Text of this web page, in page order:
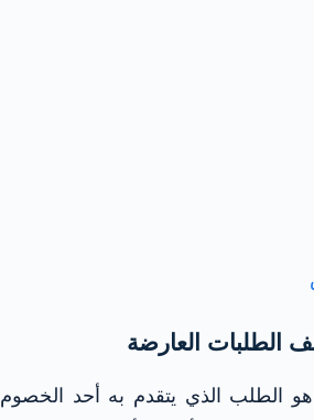
الطلبات العارضة
الطلب الذي يتقدم به أحد الخصوم